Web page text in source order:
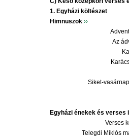
1. Egyházi költészet
Himnuszok ››
Az
Siket-
Egyházi énekek és verses
Verses
Telegdi Miklós